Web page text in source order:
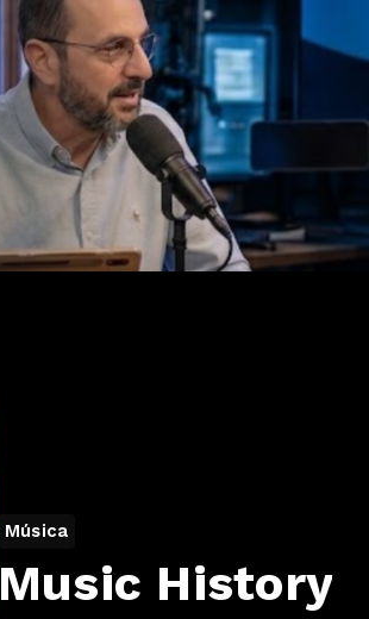
Música
Music History